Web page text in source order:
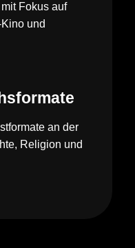
Fokus auf
und
an der
Religion und